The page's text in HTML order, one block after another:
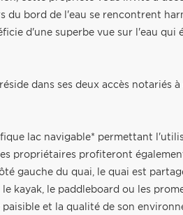
bord de l'eau se rencontrent
d'une superbe vue sur l'eau qui
dans ses deux accès notariés
lac navigable* permettant
propriétaires profiteront
gauche du quai, le quai est
kayak, le paddleboard ou les
et la qualité de son